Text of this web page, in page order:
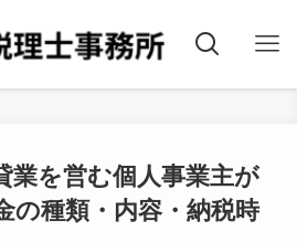
業を営む個人事業主が
の種類・内容・納税時